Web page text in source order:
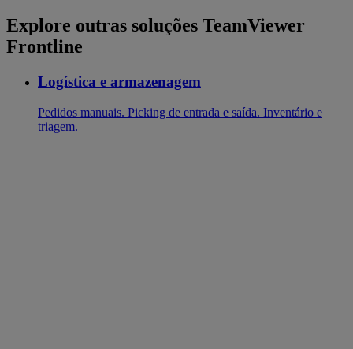
Explore outras soluções TeamViewer
Frontline
Logística e armazenagem
Pedidos manuais. Picking de entrada e saída. Inventário e
triagem.